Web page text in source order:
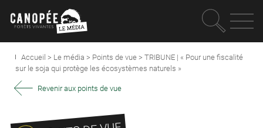
OUVRIR LE
Accueil > Le média > Points de vue> TRIBUNE | « Pour une fiscalité
sur le soja qui protège les écosystèmes naturels »
Revenir aux points de vue